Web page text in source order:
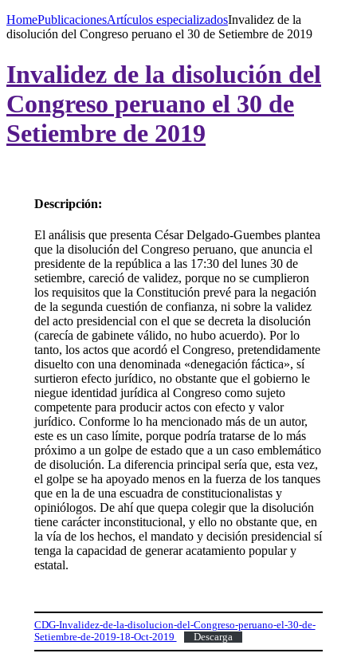
HomePublicacionesArtículos especializadosInvalidez de la
disolución del Congreso peruano el 30 de Setiembre de 2019
Invalidez de la disolución del
Congreso peruano el 30 de
Setiembre de 2019
Descripción:
El análisis que presenta César Delgado-Guembes plantea
que la disolución del Congreso peruano, que anuncia el
presidente de la república a las 17:30 del lunes 30 de
setiembre, careció de validez, porque no se cumplieron
los requisitos que la Constitución prevé para la negación
de la segunda cuestión de confianza, ni sobre la validez
del acto presidencial con el que se decreta la disolución
(carecía de gabinete válido, no hubo acuerdo). Por lo
tanto, los actos que acordó el Congreso, pretendidamente
disuelto con una denominada «denegación fáctica», sí
surtieron efecto jurídico, no obstante que el gobierno le
niegue identidad jurídica al Congreso como sujeto
competente para producir actos con efecto y valor
jurídico. Conforme lo ha mencionado más de un autor,
este es un caso límite, porque podría tratarse de lo más
próximo a un golpe de estado que a un caso emblemático
de disolución. La diferencia principal sería que, esta vez,
el golpe se ha apoyado menos en la fuerza de los tanques
que en la de una escuadra de constitucionalistas y
opiniólogos. De ahí que quepa colegir que la disolución
tiene carácter inconstitucional, y ello no obstante que, en
la vía de los hechos, el mandato y decisión presidencial sí
tenga la capacidad de generar acatamiento popular y
estatal.
CDG-Invalidez-de-la-disolucion-del-Congreso-peruano-el-30-de-
Setiembre-de-2019-18-Oct-2019
Descarga